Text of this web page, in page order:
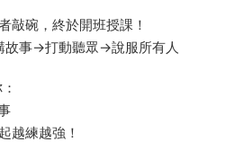
敲碗，終於開班授課！
故事→打動聽眾→說服所有人
越練越強！